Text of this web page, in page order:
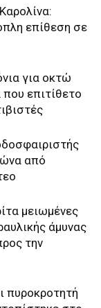
επίθεση σε
για οκτώ
επιτίθετο
από
μειωμένες
άμυνας
την
πυροκροτητή